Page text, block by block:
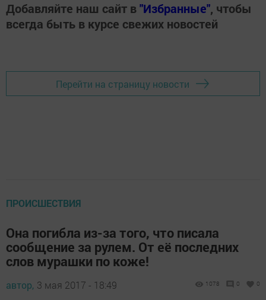
Добавляйте наш сайт в"Избранные", чтобы
всегда быть в курсе свежих новостей
Перейти на страницу новости
ПРОИСШЕСТВИЯ
Она погибла из-за того, что писала
сообщение за рулем. От её последних
слов мурашки по коже!
автор, 3 мая 2017 - 18:49 1078 0 0